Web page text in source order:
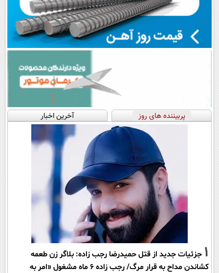
پربیننده های روز آخرین اخبار
1 جزئیات جدید از قتل حمیدرضا رجب زاده: بلاگر زن طعمه
کشاندن مداح به قرار مرگ/ رجب زاده 6 ماه مشغول «امر به